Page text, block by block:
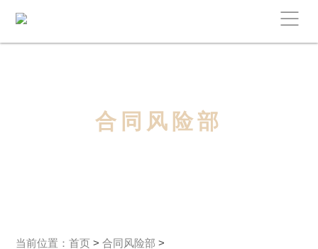
合同风险部
当前位置：首页 >合同风险部 >